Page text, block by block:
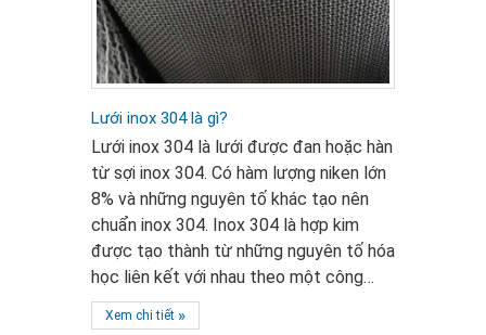
Lưới inox 304 là gì?
Lưới inox 304 là lưới được đan hoặc hàn
từ sợi inox 304. Có hàm lượng niken lớn
8% và những nguyên tố khác tạo nên
chuẩn inox 304. Inox 304 là hợp kim
được tạo thành từ những nguyên tố hóa
học liên kết với nhau theo một công…
Xem chi tiết »